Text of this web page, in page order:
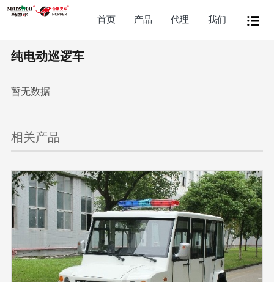
首页 产品 代理 我们
纯电动巡逻车
暂无数据
相关产品